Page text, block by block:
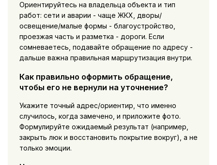
Ориентируйтесь на владельца объекта и тип
работ: сети и аварии - чаще ЖКХ, дворы/
освещение/малые формы - благоустройство,
проезжая часть и разметка - дороги. Если
сомневаетесь, подавайте обращение по адресу -
дальше важна правильная маршрутизация внутри.
Как правильно оформить обращение,
чтобы его не вернули на уточнение?
Укажите точный адрес/ориентир, что именно
случилось, когда замечено, и приложите фото.
Формулируйте ожидаемый результат (например,
закрыть люк и восстановить покрытие вокруг), а не
только эмоции.